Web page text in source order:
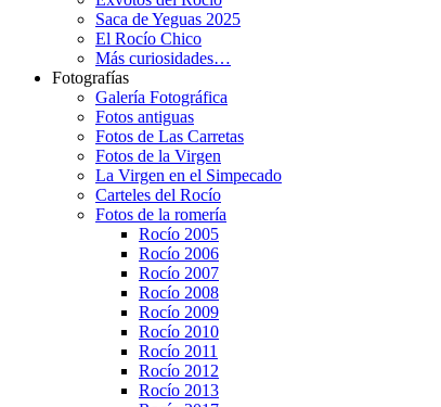
Saca de Yeguas 2025
El Rocío Chico
Más curiosidades…
Fotografías
Galería Fotográfica
Fotos antiguas
Fotos de Las Carretas
Fotos de la Virgen
La Virgen en el Simpecado
Carteles del Rocío
Fotos de la romería
Rocío 2005
Rocío 2006
Rocío 2007
Rocío 2008
Rocío 2009
Rocío 2010
Rocío 2011
Rocío 2012
Rocío 2013